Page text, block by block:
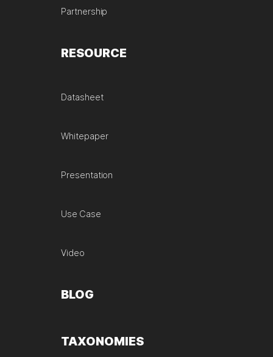
Partnership
RESOURCE
Datasheet
Whitepaper
Presentation
Use Case
Video
BLOG
TAXONOMIES